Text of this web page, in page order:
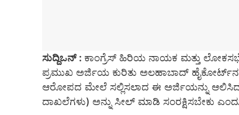
ಸುದ್ದಿಒನ್ : ಕಾಂಗ್ರೆಸ್ ಹಿರಿಯ ನಾಯಕ ಮತ್ತು
ಪ್ರಮುಖ ಅರ್ಜಿಯ ಕುರಿತು ಅಲಹಾಬಾದ್
ಆರೋಪದ ಮೇಲೆ ಸಲ್ಲಿಸಲಾದ ಈ ಅರ್ಜಿಯನ್ನು ಆಲಿಸಿದ
ದಾಖಲೆಗಳು) ಅನ್ನು ಸೀಲ್ ಮಾಡಿ ಸಂರಕ್ಷಿಸಬೇಕು